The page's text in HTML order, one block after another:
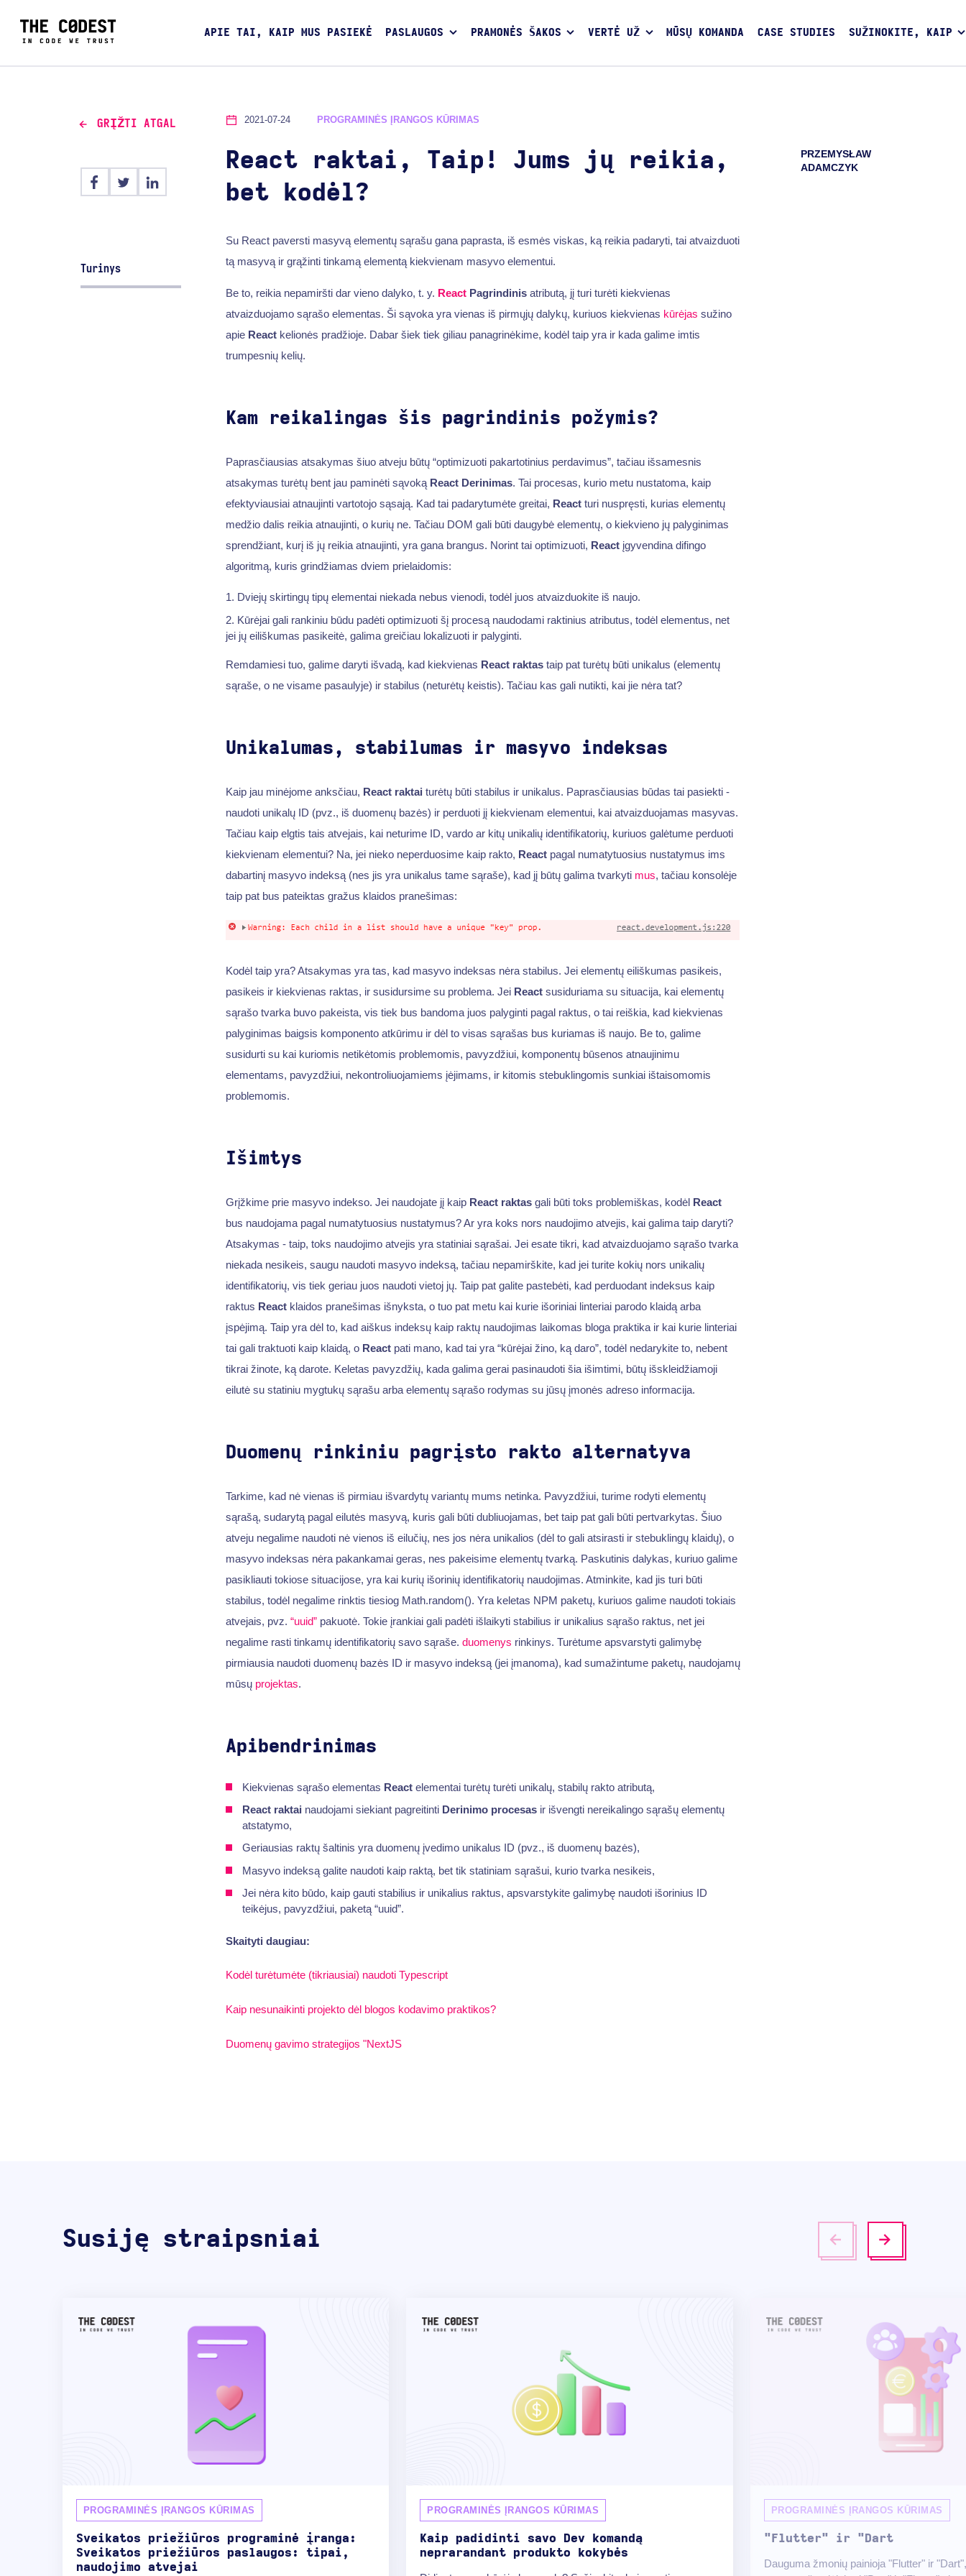
APIE TAI, KAIP MUS PASIEKĖ PASLAUGOS PRAMONĖS ŠAKOS VERTĖ UŽ MŪSŲ KOMANDA CASE STUDIES SUŽINOKITE, KAIP
GRĮŽTI ATGAL
Turinys
2021-07-24 PROGRAMINĖS ĮRANGOS KŪRIMAS
React raktai, Taip! Jums jų reikia,
bet kodėl?
PRZEMYSŁAW
ADAMCZYK
Su React paversti masyvą elementų sąrašu gana paprasta, iš esmės viskas, ką reikia padaryti, tai atvaizduoti
tą masyvą ir grąžinti tinkamą elementą kiekvienam masyvo elementui.
Be to, reikia nepamiršti dar vieno dalyko, t. y. ReactPagrindinisatributą, jį turi turėti kiekvienas
atvaizduojamo sąrašo elementas. Ši sąvoka yra vienas iš pirmųjų dalykų, kuriuos kiekvienas kūrėjas sužino
apie Reactkelionės pradžioje. Dabar šiek tiek giliau panagrinėkime, kodėl taip yra ir kada galime imtis
trumpesnių kelių.
Kam reikalingas šis pagrindinis požymis?
Paprasčiausias atsakymas šiuo atveju būtų “optimizuoti pakartotinius perdavimus”, tačiau išsamesnis
atsakymas turėtų bent jau paminėti sąvoką React Derinimas. Tai procesas, kurio metu nustatoma, kaip
efektyviausiai atnaujinti vartotojo sąsają. Kad tai padarytumėte greitai, Reactturi nuspręsti, kurias elementų
medžio dalis reikia atnaujinti, o kurių ne. Tačiau DOM gali būti daugybė elementų, o kiekvieno jų palyginimas
sprendžiant, kurį iš jų reikia atnaujinti, yra gana brangus. Norint tai optimizuoti, Reactįgyvendina difingo
algoritmą, kuris grindžiamas dviem prielaidomis:
Dviejų skirtingų tipų elementai niekada nebus vienodi, todėl juos atvaizduokite iš naujo.
Kūrėjai gali rankiniu būdu padėti optimizuoti šį procesą naudodami raktinius atributus, todėl elementus, net
jei jų eiliškumas pasikeitė, galima greičiau lokalizuoti ir palyginti.
Remdamiesi tuo, galime daryti išvadą, kad kiekvienas React raktastaip pat turėtų būti unikalus (elementų
sąraše, o ne visame pasaulyje) ir stabilus (neturėtų keistis). Tačiau kas gali nutikti, kai jie nėra tat?
Unikalumas, stabilumas ir masyvo indeksas
Kaip jau minėjome anksčiau, React raktai turėtų būti stabilus ir unikalus. Paprasčiausias būdas tai pasiekti -
naudoti unikalų ID (pvz., iš duomenų bazės) ir perduoti jį kiekvienam elementui, kai atvaizduojamas masyvas.
Tačiau kaip elgtis tais atvejais, kai neturime ID, vardo ar kitų unikalių identifikatorių, kuriuos galėtume perduoti
kiekvienam elementui? Na, jei nieko neperduosime kaip rakto, Reactpagal numatytuosius nustatymus ims
dabartinį masyvo indeksą (nes jis yra unikalus tame sąraše), kad jį būtų galima tvarkyti mus, tačiau konsolėje
taip pat bus pateiktas gražus klaidos pranešimas:
Kodėl taip yra? Atsakymas yra tas, kad masyvo indeksas nėra stabilus. Jei elementų eiliškumas pasikeis,
pasikeis ir kiekvienas raktas, ir susidursime su problema. Jei Reactsusiduriama su situacija, kai elementų
sąrašo tvarka buvo pakeista, vis tiek bus bandoma juos palyginti pagal raktus, o tai reiškia, kad kiekvienas
palyginimas baigsis komponento atkūrimu ir dėl to visas sąrašas bus kuriamas iš naujo. Be to, galime
susidurti su kai kuriomis netikėtomis problemomis, pavyzdžiui, komponentų būsenos atnaujinimu
elementams, pavyzdžiui, nekontroliuojamiems įėjimams, ir kitomis stebuklingomis sunkiai ištaisomomis
problemomis.
Išimtys
Grįžkime prie masyvo indekso. Jei naudojate jį kaip React raktasgali būti toks problemiškas, kodėl React
bus naudojama pagal numatytuosius nustatymus? Ar yra koks nors naudojimo atvejis, kai galima taip daryti?
Atsakymas - taip, toks naudojimo atvejis yra statiniai sąrašai. Jei esate tikri, kad atvaizduojamo sąrašo tvarka
niekada nesikeis, saugu naudoti masyvo indeksą, tačiau nepamirškite, kad jei turite kokių nors unikalių
identifikatorių, vis tiek geriau juos naudoti vietoj jų. Taip pat galite pastebėti, kad perduodant indeksus kaip
raktus Reactklaidos pranešimas išnyksta, o tuo pat metu kai kurie išoriniai linteriai parodo klaidą arba
įspėjimą. Taip yra dėl to, kad aiškus indeksų kaip raktų naudojimas laikomas bloga praktika ir kai kurie linteriai
tai gali traktuoti kaip klaidą, o Reactpati mano, kad tai yra “kūrėjai žino, ką daro”, todėl nedarykite to, nebent
tikrai žinote, ką darote. Keletas pavyzdžių, kada galima gerai pasinaudoti šia išimtimi, būtų išskleidžiamoji
eilutė su statiniu mygtukų sąrašu arba elementų sąrašo rodymas su jūsų įmonės adreso informacija.
Duomenų rinkiniu pagrįsto rakto alternatyva
Tarkime, kad nė vienas iš pirmiau išvardytų variantų mums netinka. Pavyzdžiui, turime rodyti elementų
sąrašą, sudarytą pagal eilutės masyvą, kuris gali būti dubliuojamas, bet taip pat gali būti pertvarkytas. Šiuo
atveju negalime naudoti nė vienos iš eilučių, nes jos nėra unikalios (dėl to gali atsirasti ir stebuklingų klaidų), o
masyvo indeksas nėra pakankamai geras, nes pakeisime elementų tvarką. Paskutinis dalykas, kuriuo galime
pasikliauti tokiose situacijose, yra kai kurių išorinių identifikatorių naudojimas. Atminkite, kad jis turi būti
stabilus, todėl negalime rinktis tiesiog Math.random(). Yra keletas NPM paketų, kuriuos galime naudoti tokiais
atvejais, pvz. “uuid”pakuotė. Tokie įrankiai gali padėti išlaikyti stabilius ir unikalius sąrašo raktus, net jei
negalime rasti tinkamų identifikatorių savo sąraše. duomenys rinkinys. Turėtume apsvarstyti galimybę
pirmiausia naudoti duomenų bazės ID ir masyvo indeksą (jei įmanoma), kad sumažintume paketų, naudojamų
mūsų projektas.
Apibendrinimas
Kiekvienas sąrašo elementas Reactelementai turėtų turėti unikalų, stabilų rakto atributą,
React raktai naudojami siekiant pagreitinti Derinimo procesasir išvengti nereikalingo sąrašų elementų
atstatymo,
Geriausias raktų šaltinis yra duomenų įvedimo unikalus ID (pvz., iš duomenų bazės),
Masyvo indeksą galite naudoti kaip raktą, bet tik statiniam sąrašui, kurio tvarka nesikeis,
Jei nėra kito būdo, kaip gauti stabilius ir unikalius raktus, apsvarstykite galimybę naudoti išorinius ID
teikėjus, pavyzdžiui, paketą “uuid”.
Skaityti daugiau:
Kodėl turėtumėte (tikriausiai) naudoti Typescript
Kaip nesunaikinti projekto dėl blogos kodavimo praktikos?
Duomenų gavimo strategijos "NextJS
Susiję straipsniai
PROGRAMINĖS ĮRANGOS KŪRIMAS
Sveikatos priežiūros programinė įranga:
Sveikatos priežiūros paslaugos: tipai,
naudojimo atvejai
PROGRAMINĖS ĮRANGOS KŪRIMAS
Kaip padidinti savo Dev komandą
neprarandant produkto kokybės
PROGRAMINĖS ĮRANGOS KŪRIMAS
"Flutter" ir "Dart
Dauguma žmonių painioja "Flutter" ir